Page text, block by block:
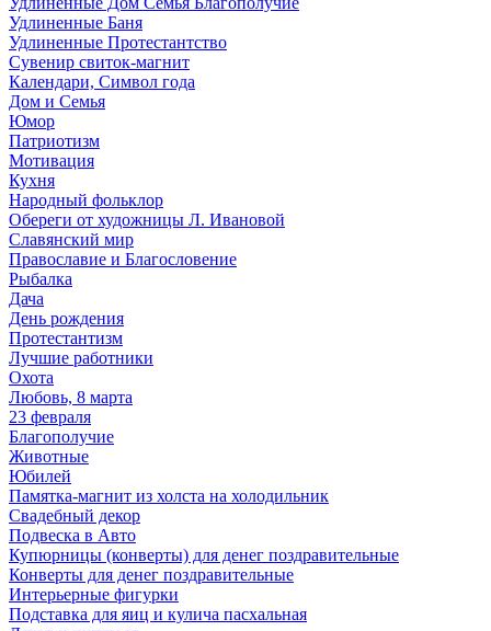
Удлиненные Баня
Удлиненные Протестантство
Сувенир свиток-магнит
Календари, Символ года
Дом и Семья
Юмор
Патриотизм
Мотивация
Кухня
Народный фольклор
Обереги от художницы Л. Ивановой
Славянский мир
Православие и Благословение
Рыбалка
Дача
День рождения
Протестантизм
Лучшие работники
Охота
Любовь, 8 марта
23 февраля
Благополучие
Животные
Юбилей
Памятка-магнит из холста на холодильник
Свадебный декор
Подвеска в Авто
Купюрницы (конверты) для денег поздравительные
Конверты для денег поздравительные
Интерьерные фигурки
Подставка для яиц и кулича пасхальная